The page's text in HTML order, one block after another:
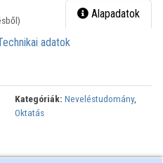
Alapadatok
adatok
Kategóriák: Neveléstudomány,
Oktatás